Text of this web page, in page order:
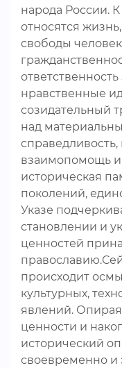
народа России.
относятся
свободы
нравственные
созидательный
над
взаимопомощь
историческая
поколений,
Указе
становлении и
ценностей
происходит
культурных,
явлений.
ценности и
исторический
своевременно и